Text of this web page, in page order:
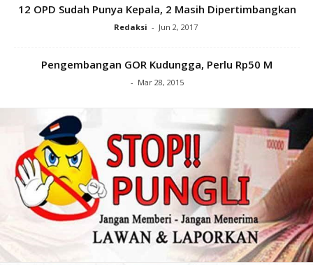
12 OPD Sudah Punya Kepala, 2 Masih Dipertimbangkan
Redaksi - Jun 2, 2017
Pengembangan GOR Kudungga, Perlu Rp50 M
- Mar 28, 2015